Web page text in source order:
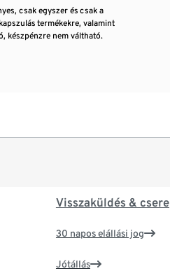
csak egyszer és csak a
termékekre, valamint
készpénzre nem váltható.
Visszaküldés & csere
30 napos elállási jog
Jótállás